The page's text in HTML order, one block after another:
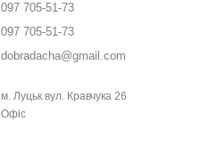
097 705-51-73
097 705-51-73
dobradacha@gmail.com
м. Луцьк вул. Кравчука 26
Офіс